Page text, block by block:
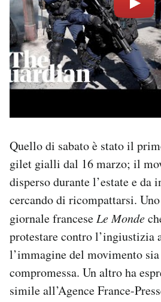
Quello di sabato è stato il
gilet gialli dal 16 marzo; il
disperso durante l’estate e da
cercando di ricompattarsi.
giornale franceseLe Monde
protestare contro l’ingiustizia
l’immagine del movimento
compromessa. Un altro ha
simile all’Agence France-